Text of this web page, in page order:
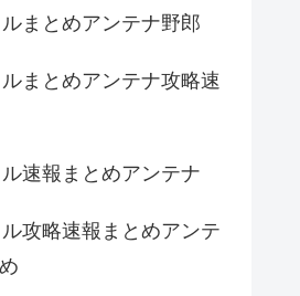
まとめアンテナ野郎
まとめアンテナ攻略速
速報まとめアンテナ
攻略速報まとめアンテ